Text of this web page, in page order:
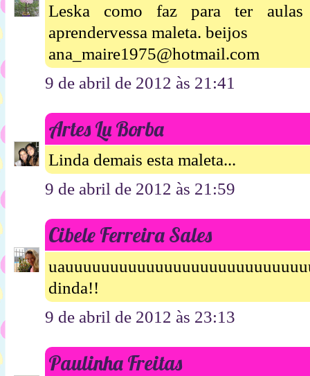
Leska como faz para ter
aprendervessa maleta. beijos
ana_maire1975@hotmail.com
9 de abril de 2012 às 21:41
Artes Lu Borba
Linda demais esta maleta...
9 de abril de 2012 às 21:59
Cibele Ferreira Sales
dinda!!
9 de abril de 2012 às 23:13
Paulinha Freitas